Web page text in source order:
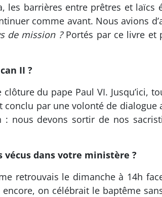
les barrières entre prêtres et
comme avant. Nous avions
de mission ?Portés par ce livre et
II ?
du pape Paul VI. Jusqu’ici,
par une volonté de dialogue
nous devons sortir de nos
vécus dans votre ministère ?
retrouvais le dimanche à 14h
on célébrait le baptême